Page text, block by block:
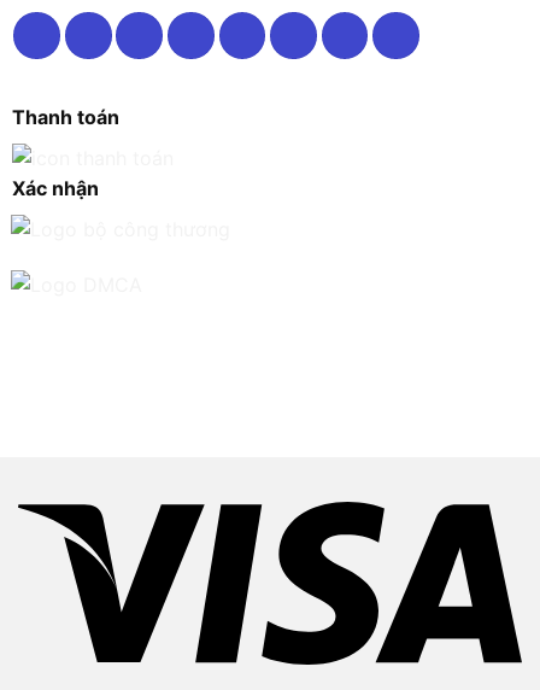
Thanh toán
Xác nhận